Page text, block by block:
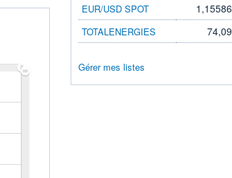
EUR/USD SPOT 1,15586
TOTALENERGIES 74,09
Gérer mes listes